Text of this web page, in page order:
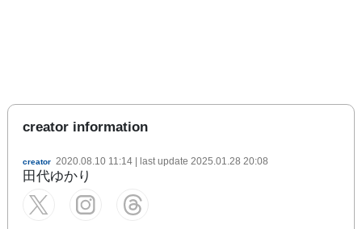
creator information
creator 2020.08.10 11:14 | last update 2025.01.28 20:08
田代ゆかり